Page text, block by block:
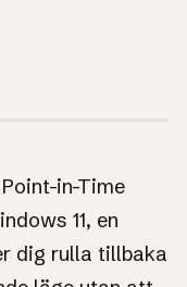
in-Time
11, en
dig rulla tillbaka